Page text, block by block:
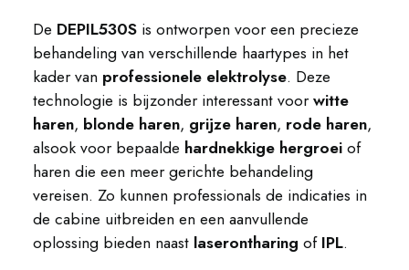
De DEPIL530S is ontworpen voor een precieze
behandeling van verschillende haartypes in het
kader van professionele elektrolyse. Deze
technologie is bijzonder interessant voorwitte
haren, blonde haren, grijze haren, rode haren,
alsook voor bepaalde hardnekkige hergroeiof
haren die een meer gerichte behandeling
vereisen. Zo kunnen professionals de indicaties in
de cabine uitbreiden en een aanvullende
oplossing bieden naast laserontharing ofIPL.